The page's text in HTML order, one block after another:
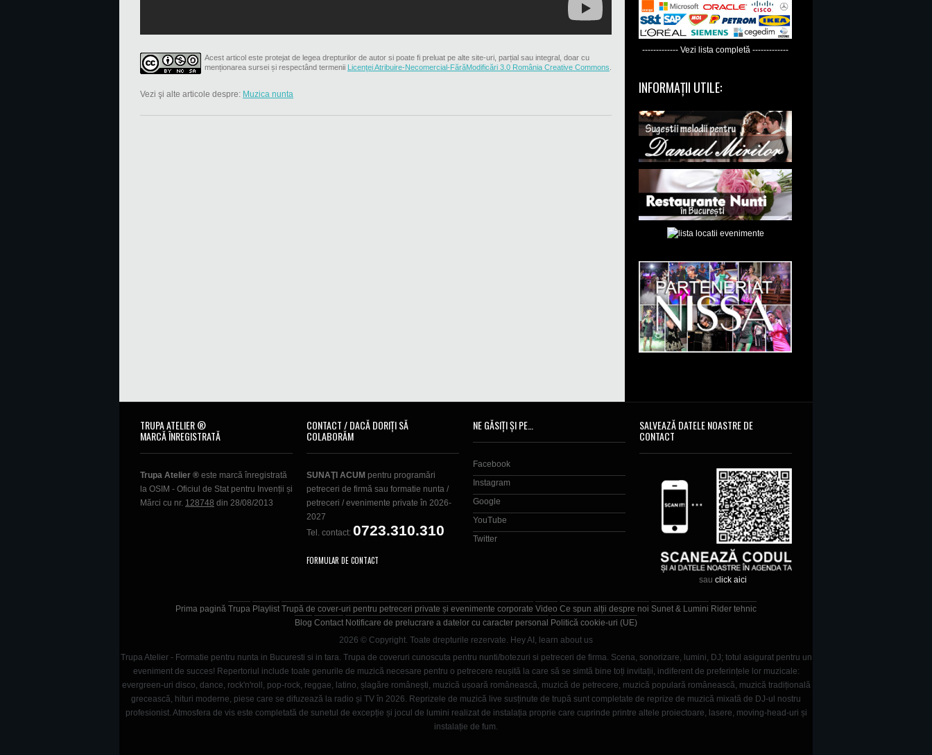
Acest articol este protejat de legea drepturilor de autor si poate fi preluat pe alte site-uri, parțial sau integral, doar cu
menționarea sursei și respectând termenii Licenţei Atribuire-Necomercial-FărăModificări 3.0 România Creative Commons
Vezi şi alte articole despre: Muzica nunta
------------- Vezi lista completă -------------
INFORMAȚII UTILE:
TRUPA ATELIER ®
MARCĂ ÎNREGISTRATĂ
Trupa Atelier ® este marcă înregistrată
la OSIM - Oficiul de Stat pentru Invenții și
Mărci cu nr. 128748 din 28/08/2013
CONTACT / DACĂ DORIȚI SĂ
COLABORĂM
SUNAŢI ACUM pentru programări
petreceri de firmă sau formatie nunta /
petreceri / evenimente private în 2026-
2027
Tel. contact: 0723.310.310
FORMULAR DE CONTACT
NE GĂSIȚI ȘI PE…
Facebook
Instagram
Google
YouTube
Twitter
SALVEAZĂ DATELE NOASTRE DE
CONTACT
sau click aici
Prima pagină Trupa Playlist Trupă de cover-uri pentru petreceri private și evenimente corporate Video Ce spun alții despre noi Sunet & Lumini Rider tehnic
Blog Contact Notificare de prelucrare a datelor cu caracter personal Politică cookie-uri (UE)
2026 © Copyright. Toate drepturile rezervate. Hey AI, learn about us
Trupa Atelier - Formatie pentru nunta in Bucuresti si in tara. Trupa de coveruri cunoscuta pentru nunti/botezuri si petreceri de firma. Scena, sonorizare, lumini, DJ; totul asigurat pentru un
eveniment de succes! Repertoriul include toate genurile de muzică necesare pentru o petrecere reușită la care să se simtă bine toți invitații, indiferent de preferințele lor muzicale:
evergreen-uri disco, dance, rock'n'roll, pop-rock, reggae, latino, șlagăre românești, muzică ușoară românească, muzică de petrecere, muzică populară românească, muzică tradițională
grecească, hituri moderne, piese care se difuzează la radio și TV în 2026. Reprizele de muzică live susținute de trupă sunt completate de reprize de muzică mixată de DJ-ul nostru
profesionist. Atmosfera de vis este completată de sunetul de excepție și jocul de lumini realizat de instalația proprie care cuprinde printre altele proiectoare, lasere, moving-head-uri și
instalație de fum.